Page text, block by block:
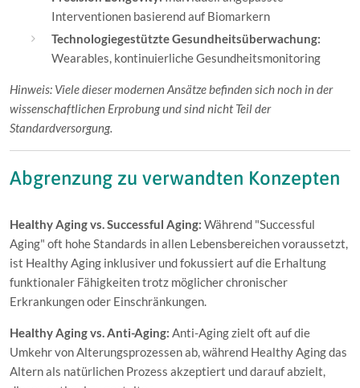
Interventionen basierend auf Biomarkern
Technologiegestützte Gesundheitsüberwachung:
Wearables, kontinuierliche Gesundheitsmonitoring
Hinweis: Viele dieser modernen Ansätze befinden sich noch in der
wissenschaftlichen Erprobung und sind nicht Teil der
Standardversorgung.
Abgrenzung zu verwandten Konzepten
Healthy Aging vs. Successful Aging: Während "Successful
Aging" oft hohe Standards in allen Lebensbereichen voraussetzt,
ist Healthy Aging inklusiver und fokussiert auf die Erhaltung
funktionaler Fähigkeiten trotz möglicher chronischer
Erkrankungen oder Einschränkungen.
Healthy Aging vs. Anti-Aging: Anti-Aging zielt oft auf die
Umkehr von Alterungsprozessen ab, während Healthy Aging das
Altern als natürlichen Prozess akzeptiert und darauf abzielt,